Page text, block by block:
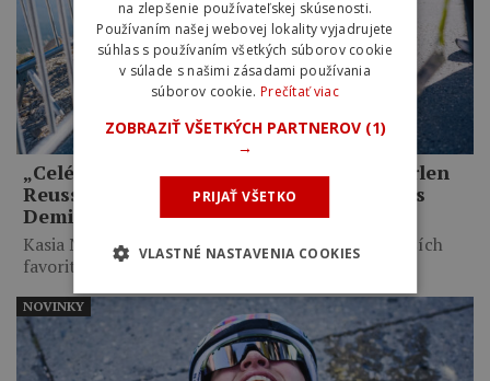
„Celé mi to pripadalo trochu hlúpe.“ Marlen
Reusser priznala zbytočné taktizovanie s
Demi Vollering na Mont Ventoux
Kasia Niewiadoma využila taktické váhanie najväčších
favoritiek, necelých desať kilometrov…
NOVINKY
na zlepšenie používateľskej skúsenosti.
Používaním našej webovej lokality vyjadrujete
súhlas s používaním všetkých súborov cookie
v súlade s našimi zásadami používania
súborov cookie. Prečítať viac
ZOBRAZIŤ VŠETKÝCH PARTNEROV (1)
→
PRIJAŤ VŠETKO
VLASTNÉ NASTAVENIA COOKIES